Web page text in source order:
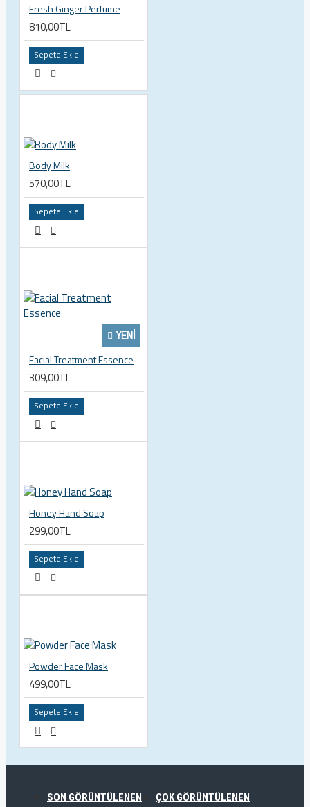
Fresh Ginger Perfume
810,00TL
Sepete Ekle
Body Milk
570,00TL
Sepete Ekle
YENI
Facial Treatment Essence
309,00TL
Sepete Ekle
Honey Hand Soap
299,00TL
Sepete Ekle
Powder Face Mask
499,00TL
Sepete Ekle
SON GÖRÜNTÜLENEN ÇOK GÖRÜNTÜLENEN